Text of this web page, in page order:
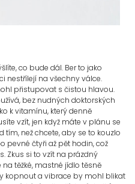
co bude dál. Ber to jako
nestřílejí na všechny válce.
přistupovat s čistou hlavou.
bez nudných doktorských
k vitamínu, který denně
vzít, jen když máte v plánu se
než chcete, aby se to kouzlo
pevné čtyři až pět hodin, což
Zkus si to vzít na prázdný
na těžké, mastné jídlo těsně
kopnout a vibrace by mohl blikat